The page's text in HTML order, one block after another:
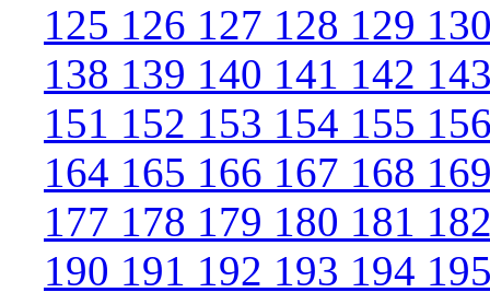
125 126 127 128 129
138 139 140 141 142
151 152 153 154 155
164 165 166 167 168
177 178 179 180 181
190 191 192 193 194